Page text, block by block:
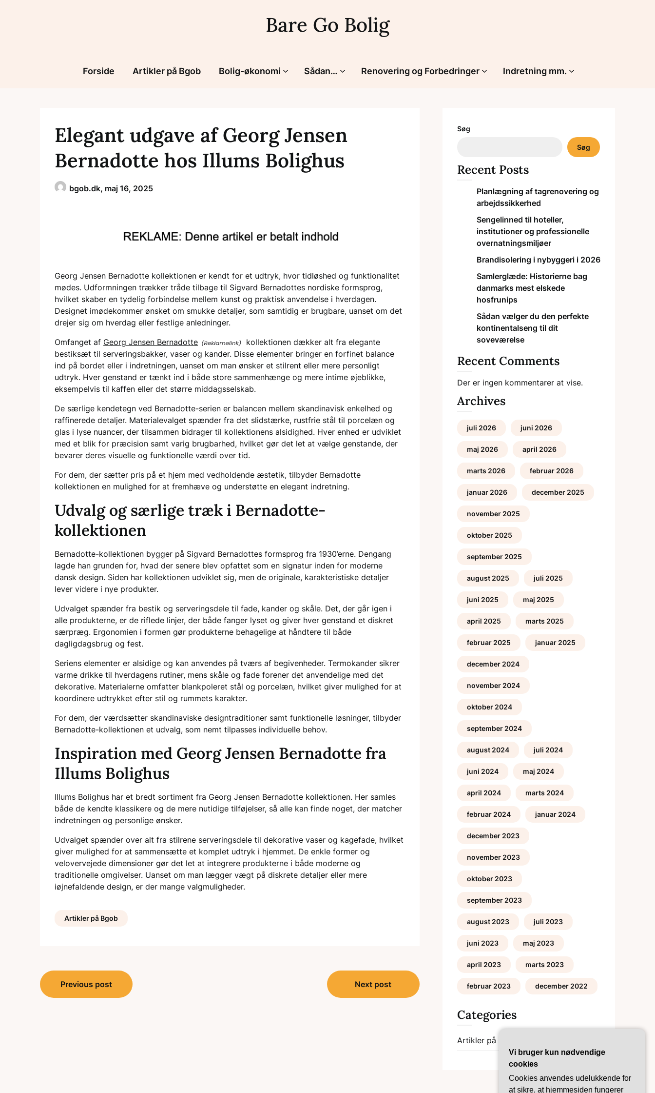
Bare Go Bolig
Forside Artikler på Bgob Bolig-økonomi Sådan… Renovering og Forbedringer Indretning mm.
Elegant udgave af Georg Jensen
Bernadotte hos Illums Bolighus
bgob.dk, maj 16, 2025
Georg Jensen Bernadotte kollektionen er kendt for et udtryk, hvor tidløshed og funktionalitet
mødes. Udformningen trækker tråde tilbage til Sigvard Bernadottes nordiske formsprog,
hvilket skaber en tydelig forbindelse mellem kunst og praktisk anvendelse i hverdagen.
Designet imødekommer ønsket om smukke detaljer, som samtidig er brugbare, uanset om det
drejer sig om hverdag eller festlige anledninger.
Omfanget af Georg Jensen Bernadotte
kollektionen dækker alt fra elegante
bestiksæt til serveringsbakker, vaser og kander. Disse elementer bringer en forfinet balance
ind på bordet eller i indretningen, uanset om man ønsker et stilrent eller mere personligt
udtryk. Hver genstand er tænkt ind i både store sammenhænge og mere intime øjeblikke,
eksempelvis til kaffen eller det større middagsselskab.
De særlige kendetegn ved Bernadotte-serien er balancen mellem skandinavisk enkelhed og
raffinerede detaljer. Materialevalget spænder fra det slidstærke, rustfrie stål til porcelæn og
glas i lyse nuancer, der tilsammen bidrager til kollektionens alsidighed. Hver enhed er udviklet
med et blik for præcision samt varig brugbarhed, hvilket gør det let at vælge genstande, der
bevarer deres visuelle og funktionelle værdi over tid.
For dem, der sætter pris på et hjem med vedholdende æstetik, tilbyder Bernadotte
kollektionen en mulighed for at fremhæve og understøtte en elegant indretning.
Udvalg og særlige træk i Bernadotte-
kollektionen
Bernadotte-kollektionen bygger på Sigvard Bernadottes formsprog fra 1930’erne. Dengang
lagde han grunden for, hvad der senere blev opfattet som en signatur inden for moderne
dansk design. Siden har kollektionen udviklet sig, men de originale, karakteristiske detaljer
lever videre i nye produkter.
Udvalget spænder fra bestik og serveringsdele til fade, kander og skåle. Det, der går igen i
alle produkterne, er de riflede linjer, der både fanger lyset og giver hver genstand et diskret
særpræg. Ergonomien i formen gør produkterne behagelige at håndtere til både
dagligdagsbrug og fest.
Seriens elementer er alsidige og kan anvendes på tværs af begivenheder. Termokander sikrer
varme drikke til hverdagens rutiner, mens skåle og fade forener det anvendelige med det
dekorative. Materialerne omfatter blankpoleret stål og porcelæn, hvilket giver mulighed for at
koordinere udtrykket efter stil og rummets karakter.
For dem, der værdsætter skandinaviske designtraditioner samt funktionelle løsninger, tilbyder
Bernadotte-kollektionen et udvalg, som nemt tilpasses individuelle behov.
Inspiration med Georg Jensen Bernadotte fra
Illums Bolighus
Illums Bolighus har et bredt sortiment fra Georg Jensen Bernadotte kollektionen. Her samles
både de kendte klassikere og de mere nutidige tilføjelser, så alle kan finde noget, der matcher
indretningen og personlige ønsker.
Udvalget spænder over alt fra stilrene serveringsdele til dekorative vaser og kagefade, hvilket
giver mulighed for at sammensætte et komplet udtryk i hjemmet. De enkle former og
velovervejede dimensioner gør det let at integrere produkterne i både moderne og
traditionelle omgivelser. Uanset om man lægger vægt på diskrete detaljer eller mere
iøjnefaldende design, er der mange valgmuligheder.
Artikler på Bgob
Indlægsnavigation
Previous post Next post
Søg
Søg
Recent Posts
Planlægning af tagrenovering og
arbejdssikkerhed
Sengelinned til hoteller,
institutioner og professionelle
overnatningsmiljøer
Brandisolering i nybyggeri i 2026
Samlerglæde: Historierne bag
danmarks mest elskede
hosfrunips
Sådan vælger du den perfekte
kontinentalseng til dit
soveværelse
Recent Comments
Der er ingen kommentarer at vise.
Archives
juli 2026 juni 2026
maj 2026 april 2026
marts 2026 februar 2026
januar 2026 december 2025
november 2025
oktober 2025
september 2025
august 2025 juli 2025
juni 2025 maj 2025
april 2025 marts 2025
februar 2025 januar 2025
december 2024
november 2024
oktober 2024
september 2024
august 2024 juli 2024
juni 2024 maj 2024
april 2024 marts 2024
februar 2024 januar 2024
december 2023
november 2023
oktober 2023
september 2023
august 2023 juli 2023
juni 2023 maj 2023
april 2023 marts 2023
februar 2023 december 2022
Categories
Artikler på Bgob
Vi bruger kun nødvendige
cookies
Cookies anvendes udelukkende for
at sikre, at hjemmesiden fungerer